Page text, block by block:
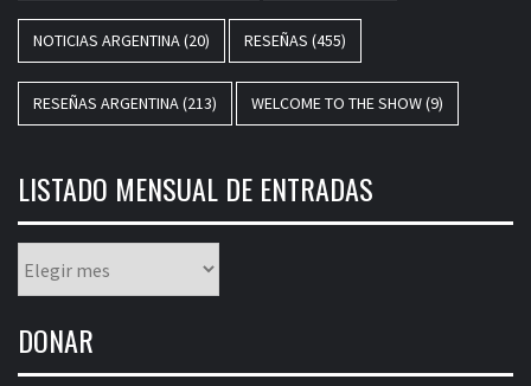
NOTICIAS ARGENTINA(20) RESEÑAS (455)
RESEÑAS ARGENTINA(213) WELCOME TO THE SHOW(9)
LISTADO MENSUAL DE ENTRADAS
mensual
entradas
DONAR